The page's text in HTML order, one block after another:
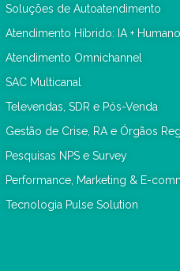
Soluções de Autoatendimento
Atendimento Híbrido: IA + Humano
Atendimento Omnichannel
SAC Multicanal
Televendas, SDR e Pós-Venda
Gestão de Crise, RA e Órgãos
Pesquisas NPS e Survey
Performance, Marketing & E-
Tecnologia Pulse Solution